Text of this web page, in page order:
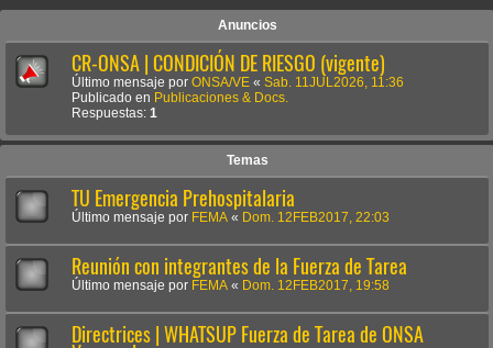
Anuncios
CR-ONSA | CONDICIÓN DE RIESGO (vigente)
Último mensaje por ONSA/VE « Sab. 11JUL2026, 11:36
Publicado en Publicaciones & Docs.
Respuestas: 1
Temas
TU Emergencia Prehospitalaria
Último mensaje por FEMA « Dom. 12FEB2017, 22:03
Reunión con integrantes de la Fuerza de Tarea
Último mensaje por FEMA « Dom. 12FEB2017, 19:58
Directrices | WHATSUP Fuerza de Tarea de ONSA